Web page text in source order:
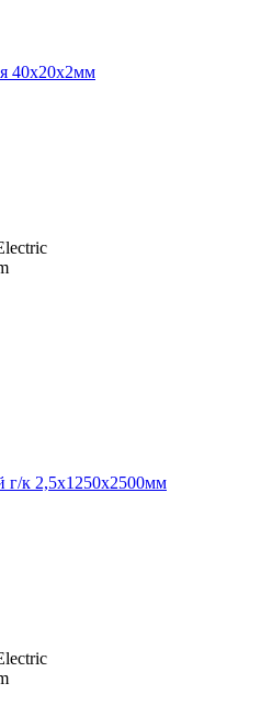
40х20х2мм
г/к 2,5х1250х2500мм